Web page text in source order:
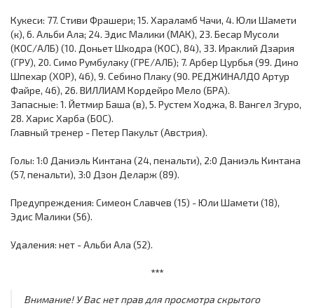
Кукеси: 77. Стиви Фрашери; 15. Хараламб Чачи, 4. Юли Шамети
(к), 6. Альби Ала; 24. Эдис Малики (МАК), 23. Бесар Мусоли
(КОС/АЛБ) (10. Доньет Шкодра (КОС), 84), 33. Ираклий Дзария
(ГРУ), 20. Симо Румбулаку (ГРЕ/АЛБ); 7. Арбер Цурбья (99. Дино
Шпехар (ХОР), 46), 9. Себино Плаку (90. РЕДЖИНАЛДО Артур
Файре, 46), 26. ВИЛЛИАМ Кордейро Мело (БРА).
Запасные: 1. Йетмир Баша (в), 5. Рустем Ходжа, 8. Вангел Згуро,
28. Харис Харба (БОС).
Главный тренер - Петер Пакульт (Австрия).
Голы: 1:0 Даниэль Кинтана (24, пенальти), 2:0 Даниэль Кинтана
(57, пенальти), 3:0 Дзон Деларж (89).
Предупреждения: Симеон Славчев (15) - Юли Шамети (18),
Эдис Малики (56).
Удаления: нет - Альби Ала (52).
***
Внимание! У Вас нет прав для просмотра скрытого